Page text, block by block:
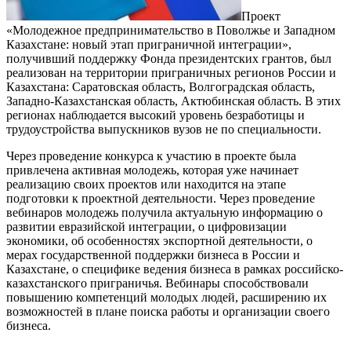
Проект
«Молодежное предпринимательство в Поволжье и Западном
Казахстане: новый этап приграничной интеграции»,
получивший поддержку Фонда президентских грантов, был
реализован на территории приграничных регионов России и
Казахстана: Саратовская область, Волгоградская область,
Западно-Казахстанская область, Актюбинская область. В этих
регионах наблюдается высокий уровень безработицы и
трудоустройства выпускников вузов не по специальности.
Через проведение конкурса к участию в проекте была
привлечена активная молодежь, которая уже начинает
реализацию своих проектов или находится на этапе
подготовки к проектной деятельности. Через проведение
вебинаров молодежь получила актуальную информацию о
развитии евразийской интеграции, о цифровизации
экономики, об особенностях экспортной деятельности, о
мерах государственной поддержки бизнеса в России и
Казахстане, о специфике ведения бизнеса в рамках российско-
казахстанского приграничья. Вебинары способствовали
повышению компетенций молодых людей, расширению их
возможностей в плане поиска работы и организации своего
бизнеса.